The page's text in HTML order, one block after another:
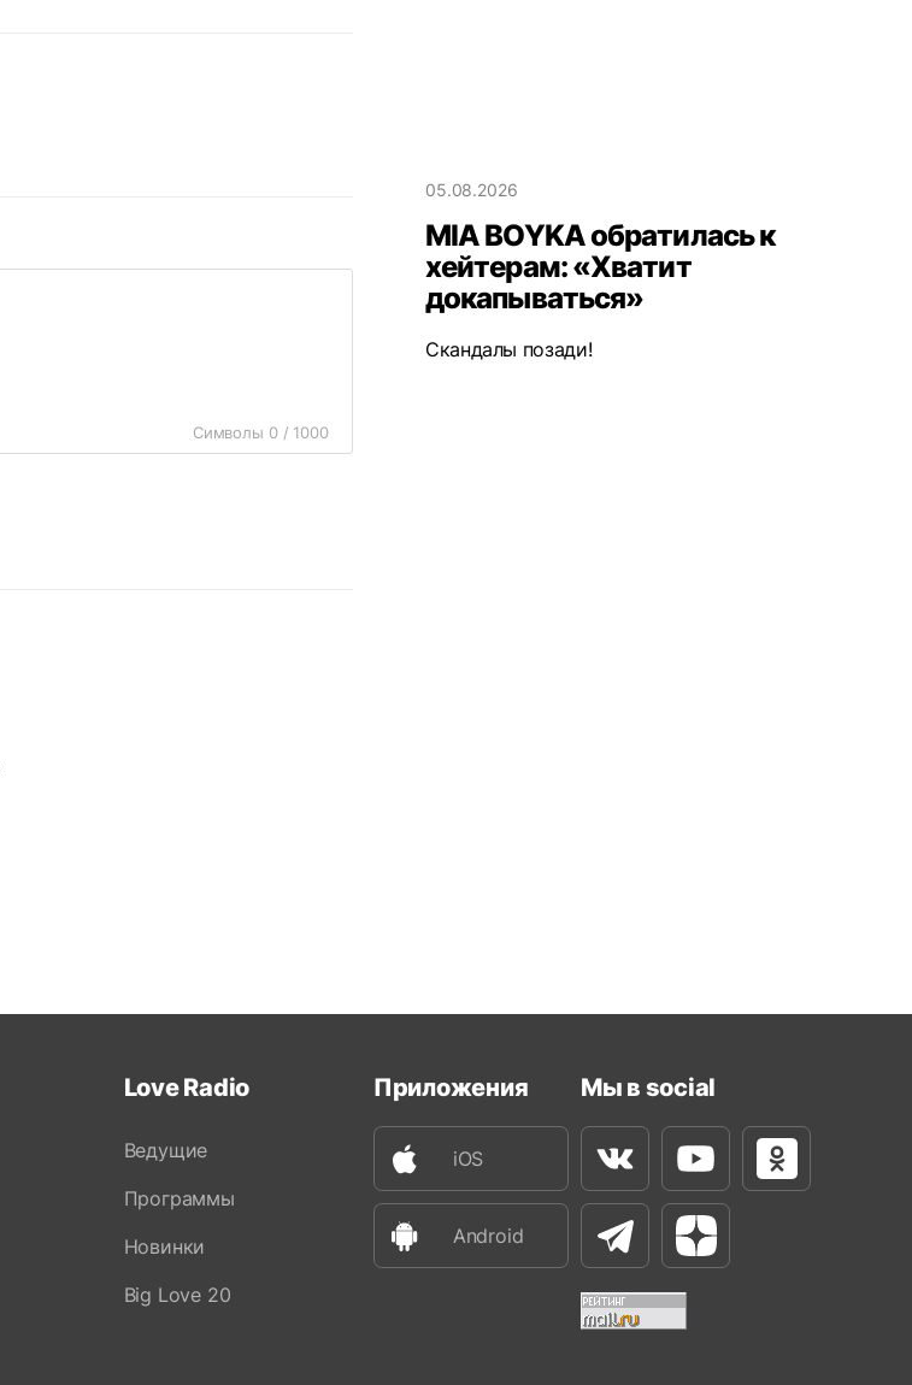
Символы 0 / 1000
05.08.2026
MIA BOYKA обратилась к
хейтерам: «Хватит
докапываться»
Скандалы позади!
Love Radio
Ведущие
Программы
Новинки
Big Love 20
Приложения
iOS
Android
Мы в social
ВконтактеYoutube
ТелеграмЯндекс Дзен